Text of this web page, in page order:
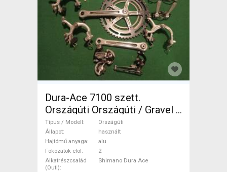
Dura-Ace 7100 szett.
Országúti Országúti / Gravel /
Triatlon Alkatrész, Országúti
Hajtásrendszer Shimano Dura
Ace shimano outi használt
ELADÓ
Típus / Modell
Országúti
Állapot
használt
Hajtómű anyaga
alu
Fokozatok elöl
2
Alkatrészcsalád
(Outi)
Shimano Dura Ace